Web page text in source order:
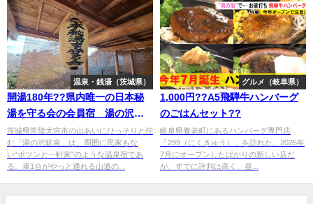
温泉・銭湯（茨城県）
開湯180年??県内唯一の日本秘
湯を守る会の会員宿 湯の沢鉱
泉
茨城県常陸大宮市の山あいにひっそりと佇
む「湯の沢鉱泉」は、周囲に民家もな
い“ポツンと一軒家”のような温泉宿であ
る。車1台がやっと通れる山道の...
グルメ（岐阜県）
1,000円??A5飛騨牛ハンバーグ
のごはんセット??
岐阜県養老町にあるハンバーグ専門店
「299（にくきゅう）」を訪れた。2025年
7月にオープンしたばかりの新しい店だ
が、すでに評判は高く、昼...